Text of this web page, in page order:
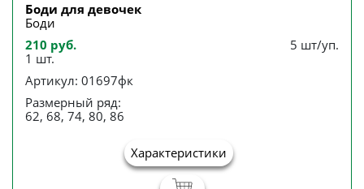
Боди для девочек
Боди
210 руб.
1 шт.
5 шт/уп.
Артикул: 01697фк
Размерный ряд:
62, 68, 74, 80, 86
Характеристики